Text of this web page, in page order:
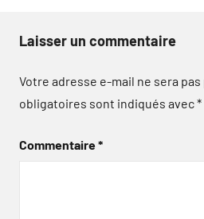
Laisser un commentaire
Votre adresse e-mail ne sera pas
obligatoires sont indiqués avec*
Commentaire*